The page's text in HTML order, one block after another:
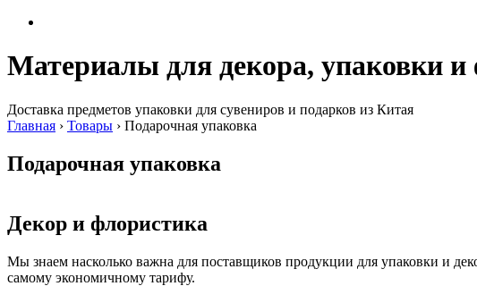
Материалы для декора, упаковки
Доставка предметов упаковки для сувениров и подарков из Китая
Главная › Товары › Подарочная упаковка
Подарочная упаковка
Декор и флористика
Мы знаем насколько важна для поставщиков продукции для упаковки и
самому экономичному тарифу.